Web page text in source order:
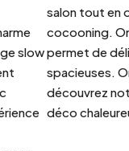
slow
salon tout en
cocooning.
permet de
spacieuses.
découvrez
déco